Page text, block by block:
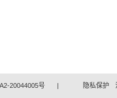
20044005号 | 隐私保护